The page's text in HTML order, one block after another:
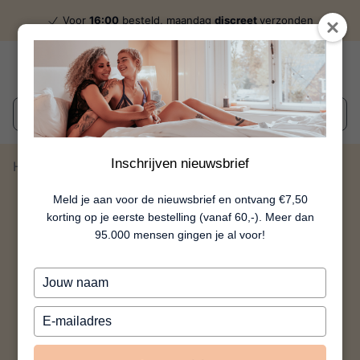
Inschrijven nieuwsbrief
Meld je aan voor de nieuwsbrief en ontvang €7,50
korting op je eerste bestelling (vanaf 60,-). Meer dan
95.000 mensen gingen je al voor!
Typ
je
naam
Typ
je
e-
Voor 16:00 besteld, maandag discreetverzonden
Wat zoek je?
Home Penis Shotglaasjes